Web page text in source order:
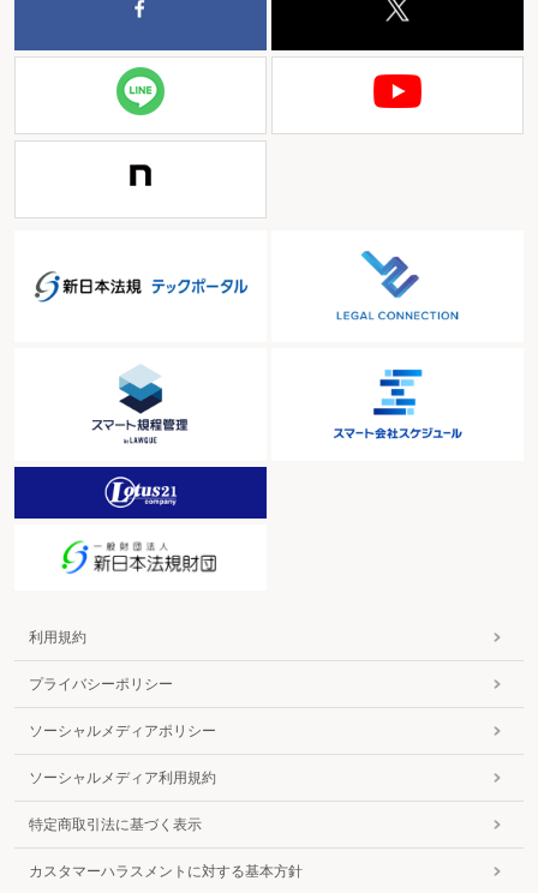
利用規約
プライバシーポリシー
ソーシャルメディアポリシー
ソーシャルメディア利用規約
特定商取引法に基づく表示
カスタマーハラスメントに対する基本方針